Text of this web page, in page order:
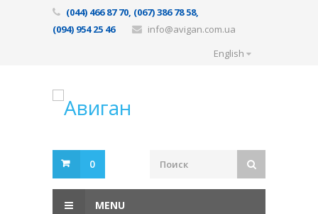
(044) 466 87 70, (067) 386 78 58,
(094) 954 25 46
info@avigan.com.ua
English
0
MENU